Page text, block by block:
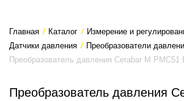
Главная / Каталог / Измерение и
Датчики давления / Преобразователи
Преобразователь давления Cerabar M PMC51
Преобразователь давления